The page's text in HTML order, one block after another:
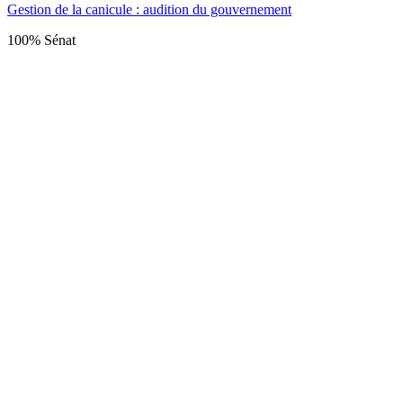
Gestion de la canicule : audition du gouvernement
100% Sénat